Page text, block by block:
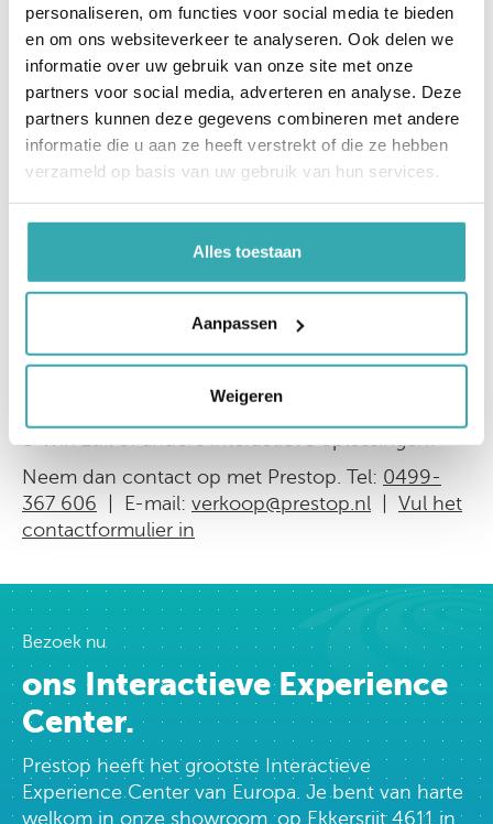
personaliseren, om functies voor social media te bieden
en om ons websiteverkeer te analyseren. Ook delen we
informatie over uw gebruik van onze site met onze
partners voor social media, adverteren en analyse. Deze
partners kunnen deze gegevens combineren met andere
informatie die u aan ze heeft verstrekt of die ze hebben
verzameld op basis van uw gebruik van hun services.
Alles toestaan
Aanpassen
Weigeren
De Scan & Win informatiezuil is een echte
trekpleister voor Royal Canin en betrekt op een
interactieve manier de katten- en
hondenliefhebbers bij het merk. Een goede vorm
van brand activatie dus. Dankzij de Scan & Win
software kan Royal Canin acties vormgeven naar
believen; zo kan er door Prestop ingesteld
over hoeveel dagen de prijzen verdeeld moeten
worden en kan de data die via het invulformulier
analyse door Royal Canin.
Meer informatie
& Win zuil of andere interactieve oplossingen?
Neem dan contact op met Prestop. Tel: 0499-
367 606 | E-mail: verkoop@prestop.nl
Vul het
contactformulier in
Bezoek nu
ons Interactieve Experience
Center.
Prestop heeft het grootste Interactieve
Experience Center van Europa. Je bent van harte
welkom in onze showroom, op Ekkersrijt 4611 in